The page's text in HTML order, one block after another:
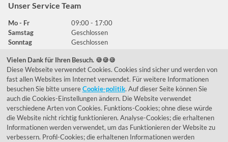
Unser Service Team
Mo - Fr
09:00 - 17:00
Samstag
Geschlossen
Sonntag
Geschlossen
Häufig gestellte Fragen
039292 - 678215
de@lumidora.com
Vielen Dank für Ihren Besuch. 🍪🍪🍪
Diese Webseite verwendet Cookies. Cookies sind sicher und werden von
fast allen Websites im Internet verwendet. Für weitere Informationen
besuchen Sie bitte unsereCookie-politik. Auf dieser Seite können Sie
auch die Cookies-Einstellungen ändern. Die Website verwendet
verschiedene Arten von Cookies. Funktions-Cookies; ohne diese würde
die Website nicht richtig funktionieren. Analyse-Cookies; die erhaltenen
Informationen werden verwendet, um das Funktionieren der Website zu
verbessern. Profil-Cookies; die erhaltenen Informationen werden